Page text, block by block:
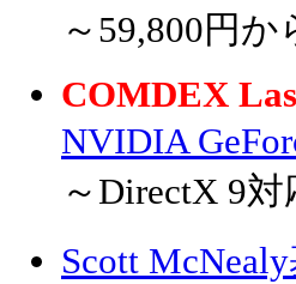
～59,800円
COMDEX
NVIDIA
～DirectX 9
Scott